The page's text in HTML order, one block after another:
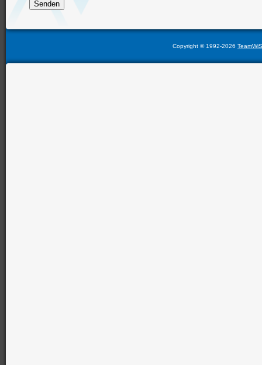
Copyright © 1992-2026